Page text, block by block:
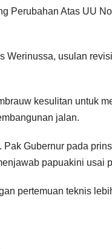
Perubahan Atas UU
Werinussa, usulan
kesulitan untuk
jalan.
Pak Gubernur pada
papuakini usai
pertemuan teknis